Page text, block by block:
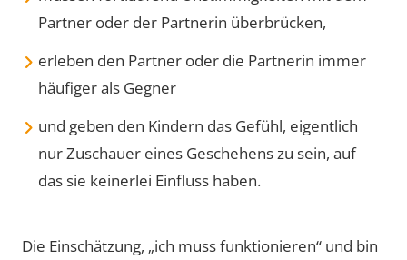
Partner oder der Partnerin überbrücken,
erleben den Partner oder die Partnerin immer
häufiger als Gegner
und geben den Kindern das Gefühl, eigentlich
nur Zuschauer eines Geschehens zu sein, auf
das sie keinerlei Einfluss haben.
Die Einschätzung, „ich muss funktionieren“ und bin